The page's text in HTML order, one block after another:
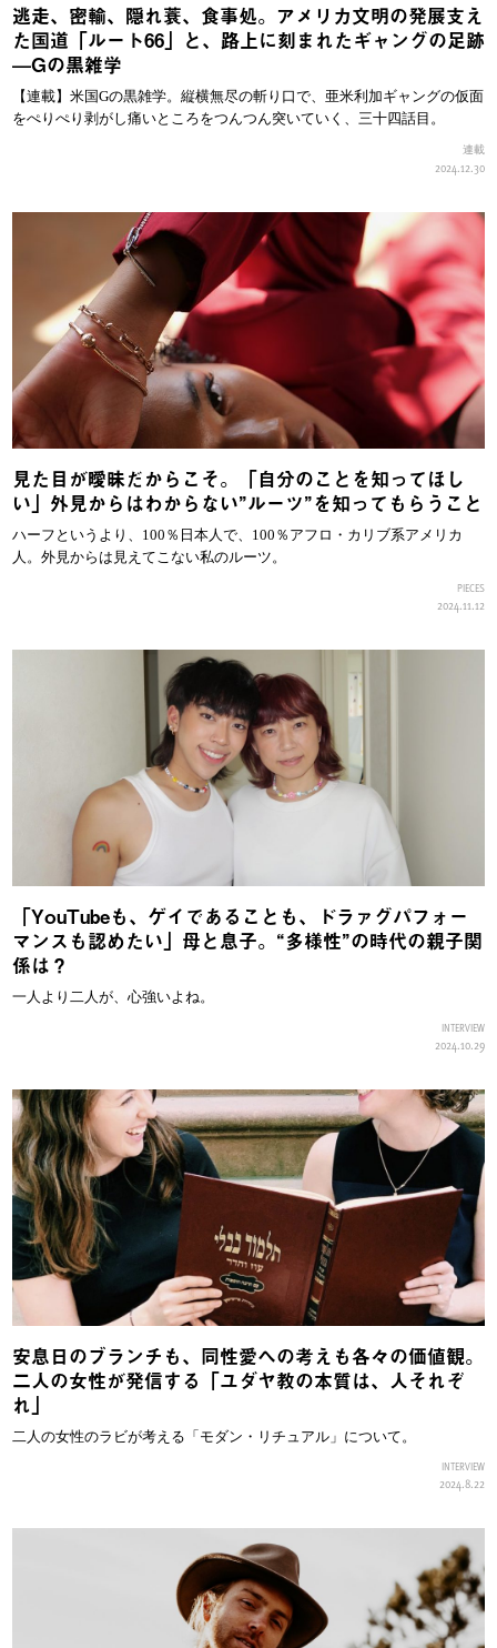
逃走、密輸、隠れ蓑、食事処。アメリカ文明の発展支え
た国道「ルート66」と、路上に刻まれたギャングの足跡
—Gの黒雑学
【連載】米国Gの黒雑学。縦横無尽の斬り口で、亜米利加ギャングの仮面
をぺりぺり剥がし痛いところをつんつん突いていく、三十四話目。
連載
2024.12.30
見た目が曖昧だからこそ。「自分のことを知ってほし
い」外見からはわからない”ルーツ”を知ってもらうこと
ハーフというより、100％日本人で、100％アフロ・カリブ系アメリカ
人。外見からは見えてこない私のルーツ。
PIECES
2024.11.12
「YouTubeも、ゲイであることも、ドラァグパフォー
マンスも認めたい」母と息子。“多様性”の時代の親子関
係は？
一人より二人が、心強いよね。
INTERVIEW
2024.10.29
安息日のブランチも、同性愛への考えも各々の価値観。
二人の女性が発信する「ユダヤ教の本質は、人それぞ
れ」
二人の女性のラビが考える「モダン・リチュアル」について。
INTERVIEW
2024.8.22